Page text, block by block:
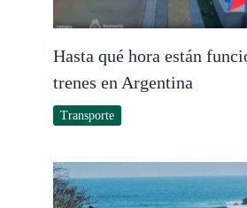
Hasta qué hora están
trenes en Argentina
Transporte